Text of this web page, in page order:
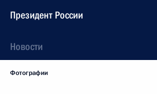
Президент России
Новости
Фотографии